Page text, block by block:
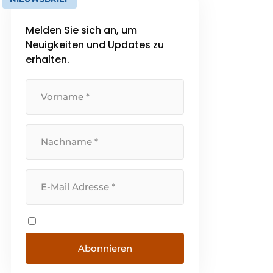
Melden Sie sich an, um
Neuigkeiten und Updates zu
erhalten.